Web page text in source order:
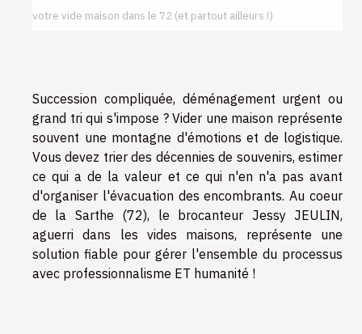
votre vide maison dans le 72 (et partout ailleurs !)
Succession compliquée, déménagement urgent ou
grand tri qui s'impose ? Vider une maison représente
souvent une montagne d'émotions et de logistique.
Vous devez trier des décennies de souvenirs, estimer
ce qui a de la valeur et ce qui n'en n'a pas avant
d'organiser l'évacuation des encombrants. Au coeur
de la Sarthe (72), le brocanteur Jessy JEULIN,
aguerri dans les vides maisons, représente une
solution fiable pour gérer l'ensemble du processus
avec professionnalisme ET humanité !